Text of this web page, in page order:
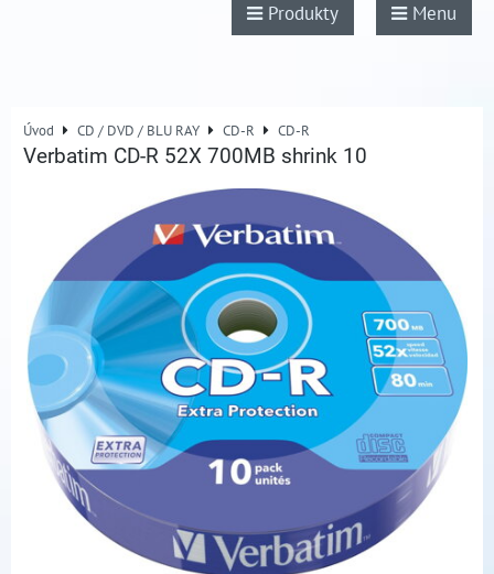
Produkty Menu
Úvod CD / DVD / BLU RAY CD-R CD-R
Verbatim CD-R 52X 700MB shrink 10